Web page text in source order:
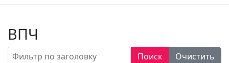
ВПЧ
Фильтр по заголовку Поиск
Очистить